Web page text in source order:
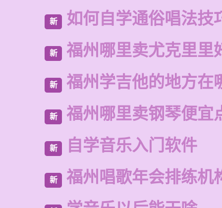
新 如何自学通俗唱法技
新 福州哪里卖尤克里里
新 福州学吉他的地方在
新 福州哪里卖钢琴便宜
新 自学音乐入门软件
新 福州唱歌年会排练机